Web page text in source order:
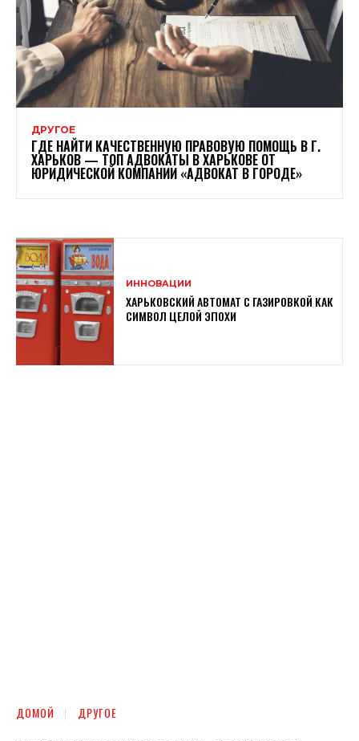
ДРУГОЕ
ГДЕ НАЙТИ КАЧЕСТВЕННУЮ ПРАВОВУЮ ПОМОЩЬ В Г.
ХАРЬКОВ — ТОП АДВОКАТЫ В ХАРЬКОВЕ ОТ
ЮРИДИЧЕСКОЙ КОМПАНИИ «АДВОКАТ В ГОРОДЕ»
ИННОВАЦИИ
ХАРЬКОВСКИЙ АВТОМАТ С ГАЗИРОВКОЙ КАК
СИМВОЛ ЦЕЛОЙ ЭПОХИ